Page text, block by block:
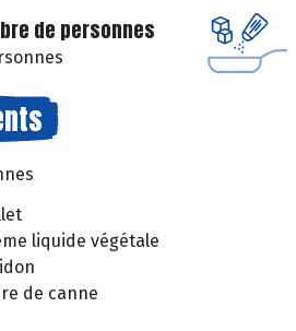
de personnes
liquide végétale
de canne